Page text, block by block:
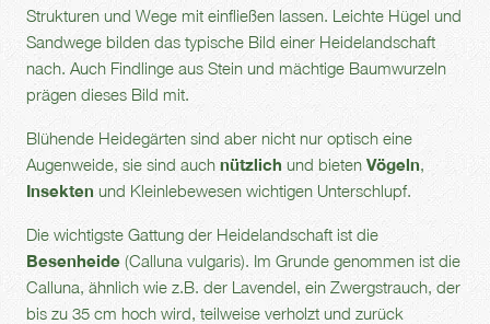
Strukturen und Wege mit einfließen lassen. Leichte Hügel und
Sandwege bilden das typische Bild einer Heidelandschaft
nach. Auch Findlinge aus Stein und mächtige Baumwurzeln
prägen dieses Bild mit.
Blühende Heidegärten sind aber nicht nur optisch eine
Augenweide, sie sind auch nützlich und bieten Vögeln,
Insekten und Kleinlebewesen wichtigen Unterschlupf.
Die wichtigste Gattung der Heidelandschaft ist die
Besenheide (Calluna vulgaris). Im Grunde genommen ist die
Calluna, ähnlich wie z.B. der Lavendel, ein Zwergstrauch, der
bis zu 35 cm hoch wird, teilweise verholzt und zurück